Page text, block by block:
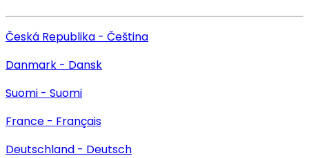
Česká Republika - Čeština
Danmark - Dansk
Suomi - Suomi
France - Français
Deutschland - Deutsch